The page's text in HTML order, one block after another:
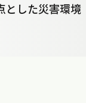
した災害環境